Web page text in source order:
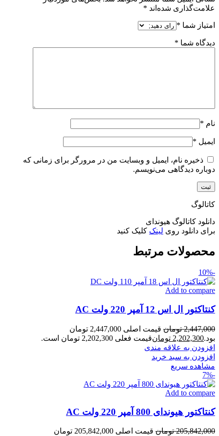
علامت‌گذاری شده‌اند *
امتیاز شما *
دیدگاه شما *
نام *
ایمیل *
ذخیره نام، ایمیل و وبسایت من در مرورگر برای زمانی که
دوباره دیدگاهی می‌نویسم.
کاتالوگ
دانلود کاتالوگ هیوندای
برای دانلود روی لینک کلیک کنید
محصولات مرتبط
-10%
Add to compare
کنتاکتور ال اس 12 آمپر 220 ولت AC
2,447,000 تومان
قیمت اصلی 2,447,000 تومان
بود.2,202,300 تومانقیمت فعلی 2,202,300 تومان است.
افزودن به علاقه مندی
افزودن به سبد خرید
مشاهده سریع
-7%
Add to compare
کنتاکتور هیوندای 800 آمپر 220 ولت AC
205,842,000 تومان
قیمت اصلی 205,842,000 تومان